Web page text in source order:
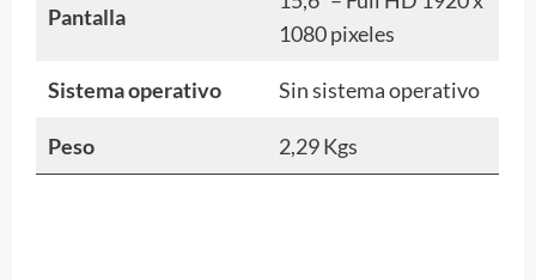
Pantalla
1080 pixeles
Sistema operativo Sin sistema operativo
Peso 2,29 Kgs